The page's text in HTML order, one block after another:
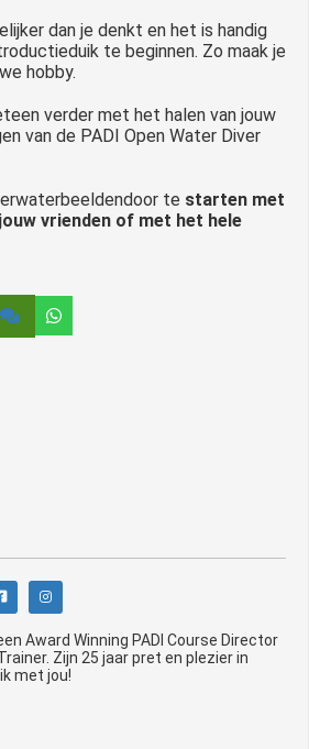
dan je denkt en het is handig
te beginnen. Zo maak je
hobby.
verder met het halen van jouw
van de PADI Open Water Diver
door te starten met
vrienden of met het hele
Award Winning PADI Course Director
Zijn 25 jaar pret en plezier in
met jou!